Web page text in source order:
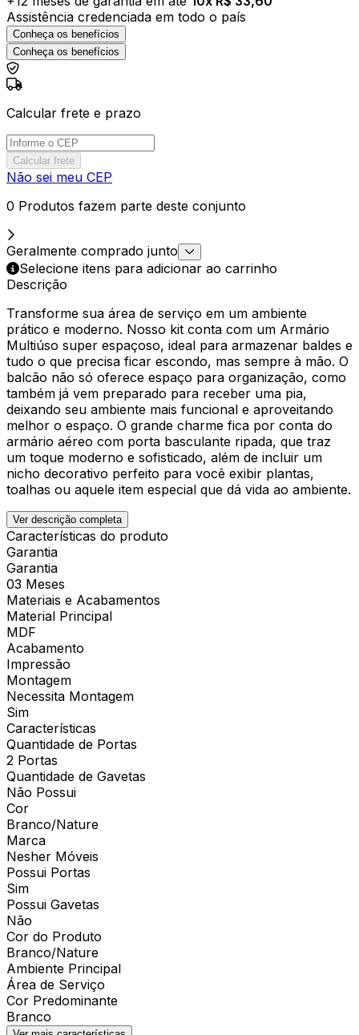
Assistência credenciada em todo o país
Conheça os benefícios
Conheça os benefícios
Calcular frete e prazo
Calcular frete
Não sei meu CEP
0 Produtos fazem parte deste conjunto
Geralmente comprado junto
Selecione itens para adicionar ao carrinho
Descrição
Transforme sua área de serviço em um ambiente
prático e moderno. Nosso kit conta com um Armário
Multiúso super espaçoso, ideal para armazenar baldes e
tudo o que precisa ficar escondo, mas sempre à mão. O
balcão não só oferece espaço para organização, como
também já vem preparado para receber uma pia,
deixando seu ambiente mais funcional e aproveitando
melhor o espaço. O grande charme fica por conta do
armário aéreo com porta basculante ripada, que traz
um toque moderno e sofisticado, além de incluir um
nicho decorativo perfeito para você exibir plantas,
toalhas ou aquele item especial que dá vida ao ambiente.
Ver descrição completa
Características do produto
Garantia
Garantia
03 Meses
Materiais e Acabamentos
Material Principal
MDF
Acabamento
Impressão
Montagem
Necessita Montagem
Sim
Características
Quantidade de Portas
2 Portas
Quantidade de Gavetas
Não Possui
Cor
Branco/Nature
Marca
Nesher Móveis
Possui Portas
Sim
Possui Gavetas
Não
Cor do Produto
Branco/Nature
Ambiente Principal
Área de Serviço
Cor Predominante
Branco